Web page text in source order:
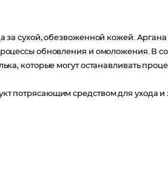
за сухой, обезвоженной кожей. Аргана
обновления и омоложения. В
которые могут останавливать
потрясающим средством для ухода и